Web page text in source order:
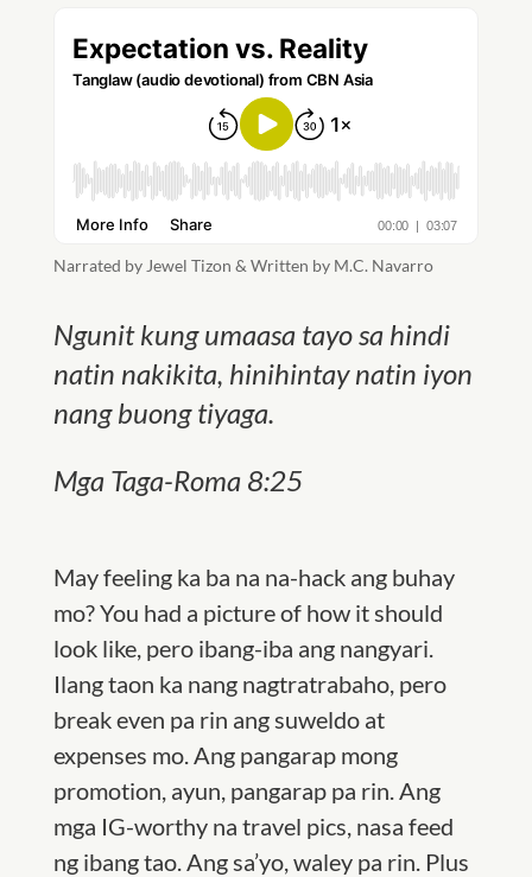
Narrated by Jewel Tizon & Written by M.C. Navarro
Ngunit kung umaasa tayo sa hindi
natin nakikita, hinihintay natin iyon
nang buong tiyaga.
Mga Taga-Roma 8:25
May feeling ka ba na na-hack ang buhay
mo? You had a picture of how it should
look like, pero ibang-iba ang nangyari.
Ilang taon ka nang nagtratrabaho, pero
break even pa rin ang suweldo at
expenses mo. Ang pangarap mong
promotion, ayun, pangarap pa rin. Ang
mga IG-worthy na travel pics, nasa feed
ng ibang tao. Ang sa’yo, waley pa rin. Plus